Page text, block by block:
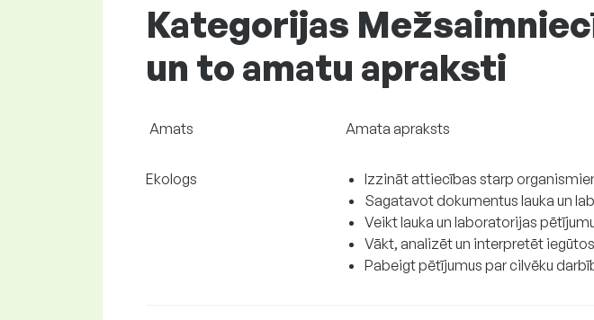
Kategorijas
un to amatu apraksti
Amats Amata apraksts
Ekologs
Izzināt attiecības starp
Sagatavot dokumentus lauka un
Veikt lauka un laboratorijas
Vākt, analizēt un interpretēt
Pabeigt pētījumus par cilvēku